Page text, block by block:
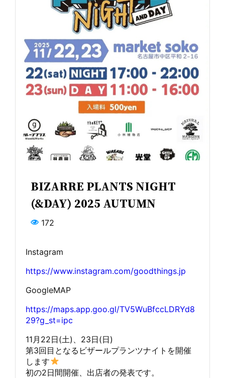
BIZARRE PLANTS NIGHT
(&DAY) 2025 AUTUMN
172
Instagram
https://www.instagram.com/goodthings.jp
GoogleMAP
https://maps.app.goo.gl/TV5WuBfccLDRYd8
29?g_st=ipc
11月22日(土)、23日(日)
第3回目となるビザールプランツナイトを開催
します
初の2日間開催、出店者の発表です。